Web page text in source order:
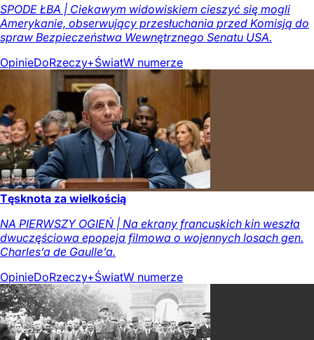
SPODE ŁBA | Ciekawym widowiskiem cieszyć się mogli
Amerykanie, obserwujący przesłuchania przed Komisją do
spraw Bezpieczeństwa Wewnętrznego Senatu USA.
OpinieDoRzeczy+ŚwiatW numerze
Tęsknota za wielkością
NA PIERWSZY OGIEŃ | Na ekrany francuskich kin weszła
dwuczęściowa epopeja filmowa o wojennych losach gen.
Charles’a de Gaulle’a.
OpinieDoRzeczy+ŚwiatW numerze